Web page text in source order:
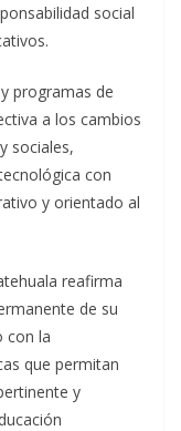
social
programas de
a los cambios
sociales,
con
y orientado al
reafirma
de su
con la
que permitan
y